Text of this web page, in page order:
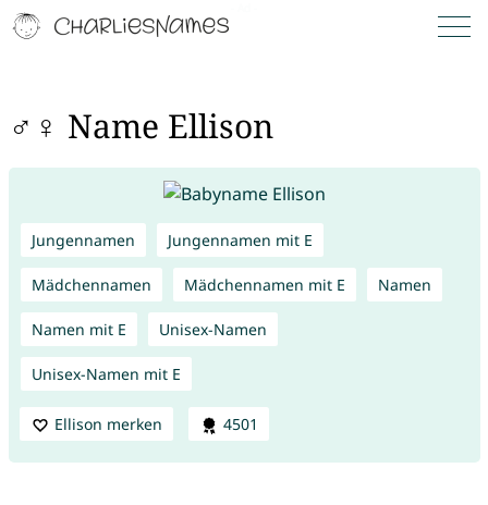
♂♀ Name Ellison
Jungennamen Jungennamen mit E
Mädchennamen Mädchennamen mit E Namen
Namen mit E Unisex-Namen
Unisex-Namen mit E
Ellison merken 4501